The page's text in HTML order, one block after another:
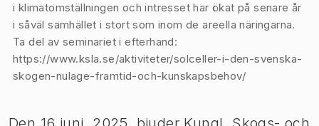
i klimatomställningen och intresset har ökat på senare år
i såväl samhället i stort som inom de areella näringarna.
Ta del av seminariet i efterhand:
https://www.ksla.se/aktiviteter/solceller-i-den-svenska-
skogen-nulage-framtid-och-kunskapsbehov/